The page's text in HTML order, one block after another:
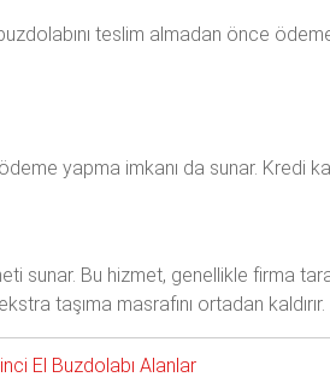
teslim almadan önce
yapma imkanı da sunar. Kredi
sunar. Bu hizmet, genellikle firma
taşıma masrafını ortadan kaldırır.